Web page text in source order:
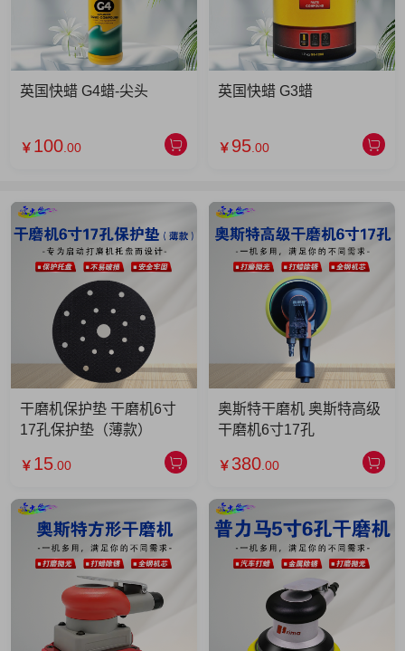
英国快蜡 G4蜡-尖头
￥ 100 .00
英国快蜡 G3蜡
￥ 95 .00
干磨机保护垫 干磨机6寸
17孔保护垫（薄款）
￥ 15 .00
奥斯特干磨机 奥斯特高级
干磨机6寸17孔
￥ 380 .00